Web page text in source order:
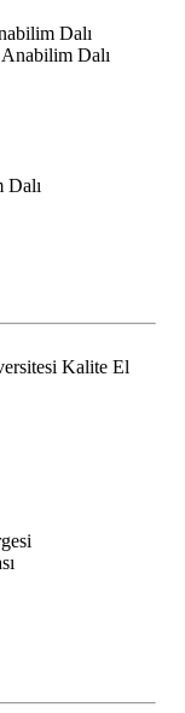
Dalı
Dalı
Dalı
Kalite El